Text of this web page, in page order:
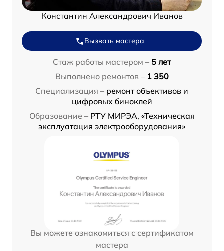
Константин Александрович Иванов
Вызвать мастера
Стаж работы мастером – 5 лет
Выполнено ремонтов – 1 350
Специализация – ремонт объективов и
цифровых биноклей
Образование – РТУ МИРЭА, «Техническая
эксплуатация электрооборудования»
Вы можете ознакомиться с сертификатом
мастера